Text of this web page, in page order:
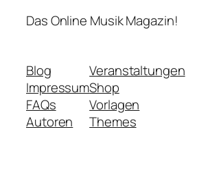
Das Online Musik Magazin!
Blog
Impressum
FAQs
Autoren
Veranstaltungen
Shop
Vorlagen
Themes